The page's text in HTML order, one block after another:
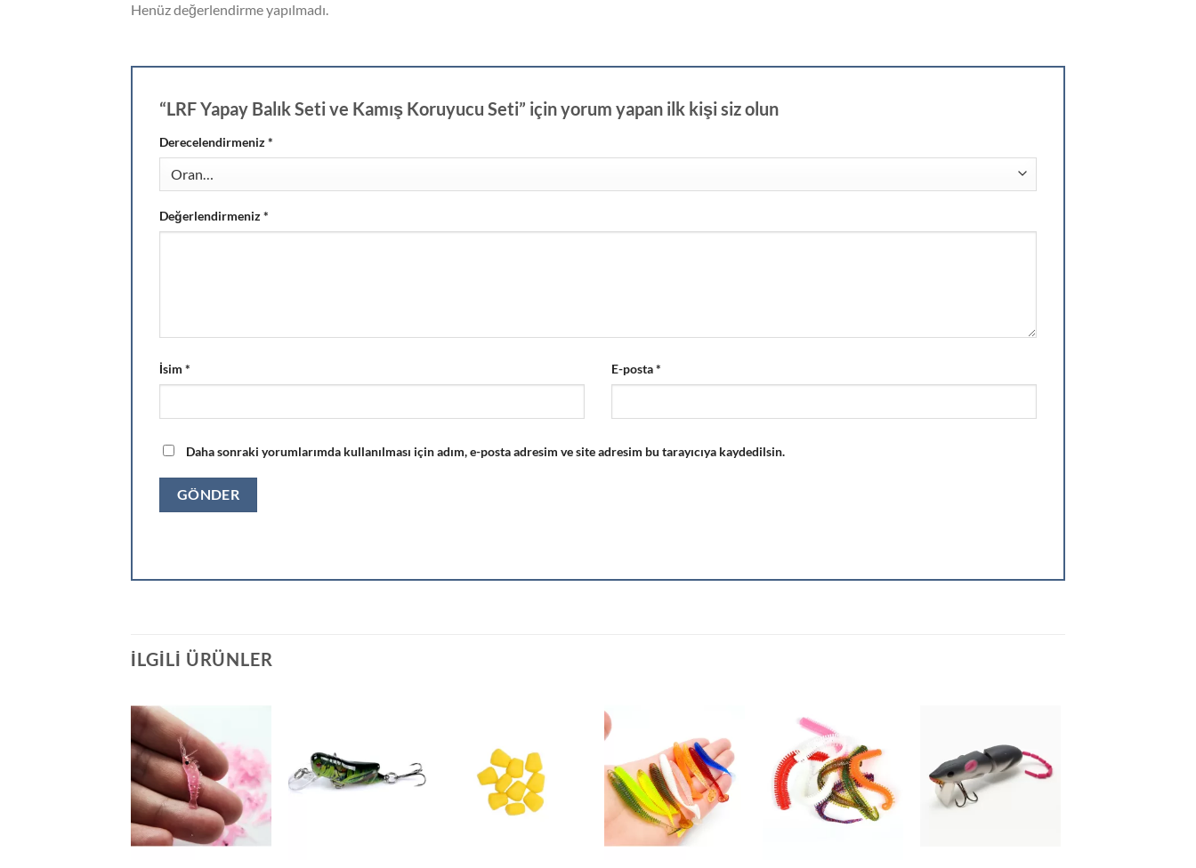
Henüz değerlendirme yapılmadı.
“LRF Yapay Balık Seti ve Kamış Koruyucu Seti” için yorum yapan ilk kişi siz olun
Derecelendirmeniz*
Değerlendirmeniz*
İsim * E-posta*
Daha sonraki yorumlarımda kullanılması için adım, e-posta adresim ve site adresim bu tarayıcıya kaydedilsin.
İLGILI ÜRÜNLER